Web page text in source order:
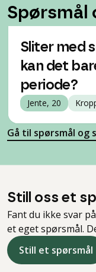
Spørsmål
Sliter med
kan det
periode?
Jente, 20
Gå til spørsmål og
Still oss et
Fant du ikke svar
et eget spørsmål.
Still et spørsmål